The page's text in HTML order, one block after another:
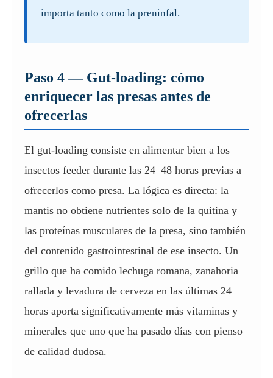
importa tanto como la preninfal.
Paso 4 — Gut-loading: cómo
enriquecer las presas antes de
ofrecerlas
El gut-loading consiste en alimentar bien a los
insectos feeder durante las 24–48 horas previas a
ofrecerlos como presa. La lógica es directa: la
mantis no obtiene nutrientes solo de la quitina y
las proteínas musculares de la presa, sino también
del contenido gastrointestinal de ese insecto. Un
grillo que ha comido lechuga romana, zanahoria
rallada y levadura de cerveza en las últimas 24
horas aporta significativamente más vitaminas y
minerales que uno que ha pasado días con pienso
de calidad dudosa.